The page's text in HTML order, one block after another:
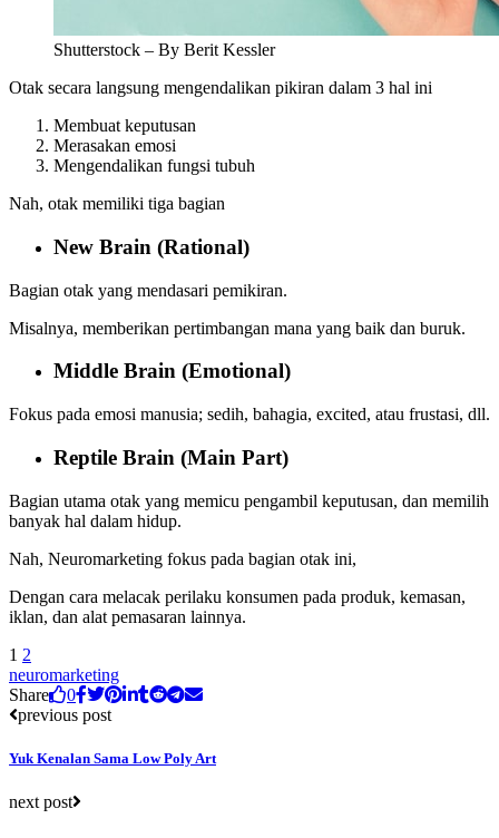
Shutterstock – By Berit Kessler
Otak secara langsung mengendalikan pikiran dalam 3 hal ini
Membuat keputusan
Merasakan emosi
Mengendalikan fungsi tubuh
Nah, otak memiliki tiga bagian
New Brain (Rational)
Bagian otak yang mendasari pemikiran.
Misalnya, memberikan pertimbangan mana yang baik dan buruk.
Middle Brain (Emotional)
Fokus pada emosi manusia; sedih, bahagia, excited, atau frustasi, dll.
Reptile Brain (Main Part)
Bagian utama otak yang memicu pengambil keputusan, dan memilih
banyak hal dalam hidup.
Nah, Neuromarketing fokus pada bagian otak ini,
Dengan cara melacak perilaku konsumen pada produk, kemasan,
iklan, dan alat pemasaran lainnya.
1 2
neuromarketing
Share
0
previous post
Yuk Kenalan Sama Low Poly Art
next post